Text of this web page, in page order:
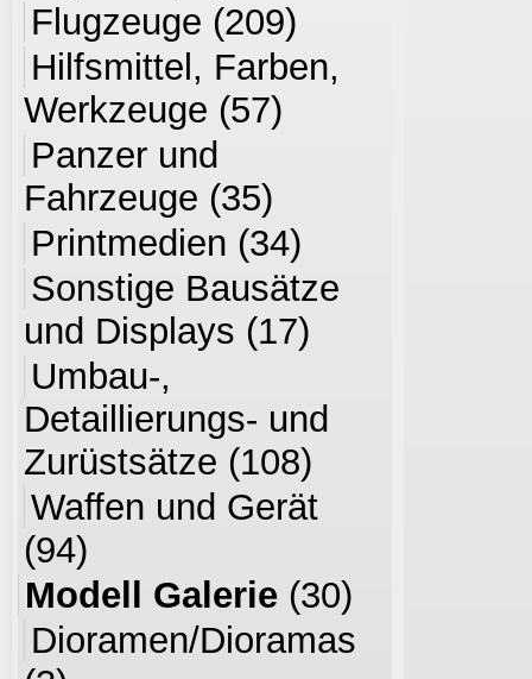
Flugzeuge (209)
Hilfsmittel, Farben,
Werkzeuge (57)
Panzer und
Fahrzeuge (35)
Printmedien (34)
Sonstige Bausätze
und Displays (17)
Umbau-,
Detaillierungs- und
Zurüstsätze (108)
Waffen und Gerät
(94)
Modell Galerie (30)
Dioramen/Dioramas